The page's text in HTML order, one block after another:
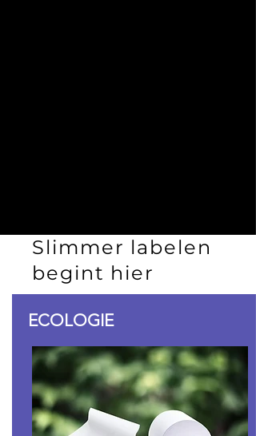
Slimmer labelen
begint hier
ECOLOGIE